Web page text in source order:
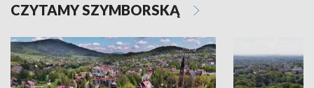
CZYTAMY SZYMBORSKĄ